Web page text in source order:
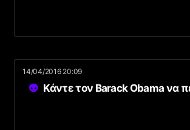
14/04/2016 20:09
Κάντε τον Barack Obama να